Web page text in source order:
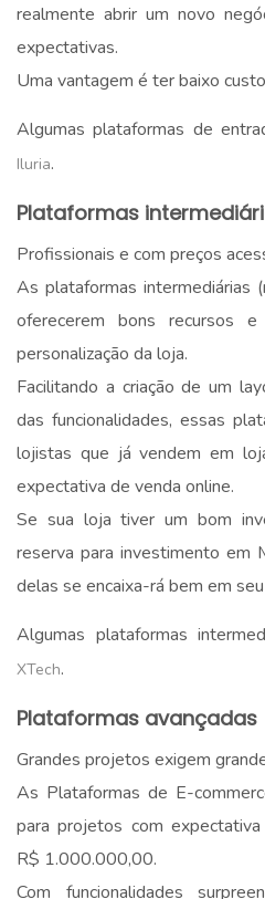
realmente abrir um novo
expectativas.
Uma vantagem é ter baixo
Algumas plataformas de
Iluria.
Plataformas
Profissionais e com preços
As plataformas intermediárias
oferecerem bons recursos
personalização da loja.
Facilitando a criação de um
das funcionalidades, essas
lojistas que já vendem em
expectativa de venda online.
Se sua loja tiver um bom
reserva para investimento em
delas se encaixa-rá bem em
Algumas plataformas
XTech.
Plataformas avançadas
Grandes projetos exigem
As Plataformas de E-
para projetos com
R$ 1.000.000,00.
Com funcionalidades